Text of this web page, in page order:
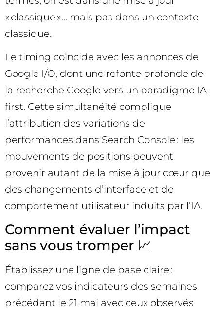
« classique »… mais pas dans un contexte
classique.
Le timing coïncide avec les annonces de
Google I/O, dont une refonte profonde de
la recherche Google vers un paradigme IA-
first. Cette simultanéité complique
l’attribution des variations de
performances dans Search Console : les
mouvements de positions peuvent
provenir autant de la mise à jour cœur que
des changements d’interface et de
comportement utilisateur induits par l’IA.
Comment évaluer l’impact
sans vous tromper 📈
Établissez une ligne de base claire :
comparez vos indicateurs des semaines
précédant le 21 mai avec ceux observés